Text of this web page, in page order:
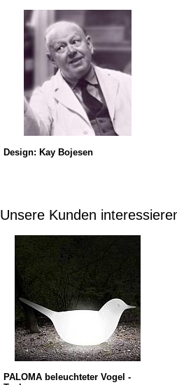
Design: Kay Bojesen
Unsere Kunden
PALOMA beleuchteter Vogel -